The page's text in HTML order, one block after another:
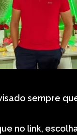
sempre
no link,